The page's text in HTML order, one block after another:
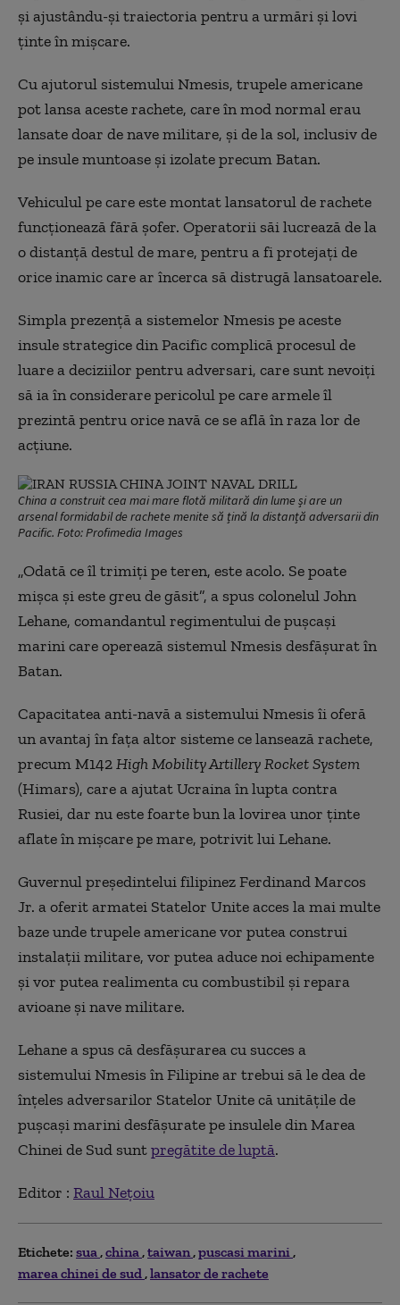
și ajustându-și traiectoria pentru a urmări și lovi
ținte în mișcare.
Cu ajutorul sistemului Nmesis, trupele americane
pot lansa aceste rachete, care în mod normal erau
lansate doar de nave militare, și de la sol, inclusiv de
pe insule muntoase și izolate precum Batan.
Vehiculul pe care este montat lansatorul de rachete
funcționează fără șofer. Operatorii săi lucrează de la
o distanță destul de mare, pentru a fi protejați de
orice inamic care ar încerca să distrugă lansatoarele.
Simpla prezență a sistemelor Nmesis pe aceste
insule strategice din Pacific complică procesul de
luare a deciziilor pentru adversari, care sunt nevoiți
să ia în considerare pericolul pe care armele îl
prezintă pentru orice navă ce se află în raza lor de
acțiune.
China a construit cea mai mare flotă militară din lume și are un
arsenal formidabil de rachete menite să țină la distanță adversarii din
Pacific. Foto: Profimedia Images
„Odată ce îl trimiți pe teren, este acolo. Se poate
mișca și este greu de găsit”, a spus colonelul John
Lehane, comandantul regimentului de pușcași
marini care operează sistemul Nmesis desfășurat în
Batan.
Capacitatea anti-navă a sistemului Nmesis îi oferă
un avantaj în fața altor sisteme ce lansează rachete,
precum M142High Mobility Artillery Rocket System
(Himars), care a ajutat Ucraina în lupta contra
Rusiei, dar nu este foarte bun la lovirea unor ținte
aflate în mișcare pe mare, potrivit lui Lehane.
Guvernul președintelui filipinez Ferdinand Marcos
Jr. a oferit armatei Statelor Unite acces la mai multe
baze unde trupele americane vor putea construi
instalații militare, vor putea aduce noi echipamente
și vor putea realimenta cu combustibil și repara
avioane și nave militare.
Lehane a spus că desfășurarea cu succes a
sistemului Nmesis în Filipine ar trebui să le dea de
înțeles adversarilor Statelor Unite că unitățile de
pușcași marini desfășurate pe insulele din Marea
Chinei de Sud suntpregătite de luptă.
Editor : Raul Nețoiu
Etichete: sua china taiwan puscasi marini
marea chinei de sud lansator de rachete